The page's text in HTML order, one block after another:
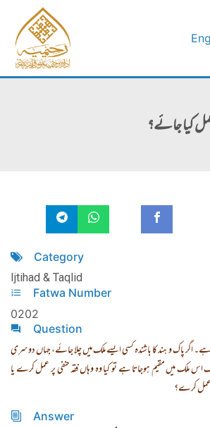
کیا جائے؟
Category
Ijtihad & Taqlid
Fatwa Number
0202
Question
ہے۔ اگر پاک و ہند کا باشندہ کسی ایسے ملک میں چلا جائے، جہاں دوسری
اس ملک میں مقیم ہوجاتا ہے تو کیا وہ وہاں فقہ حنفی پر عمل کرے یا
عمل کرے؟
Answer